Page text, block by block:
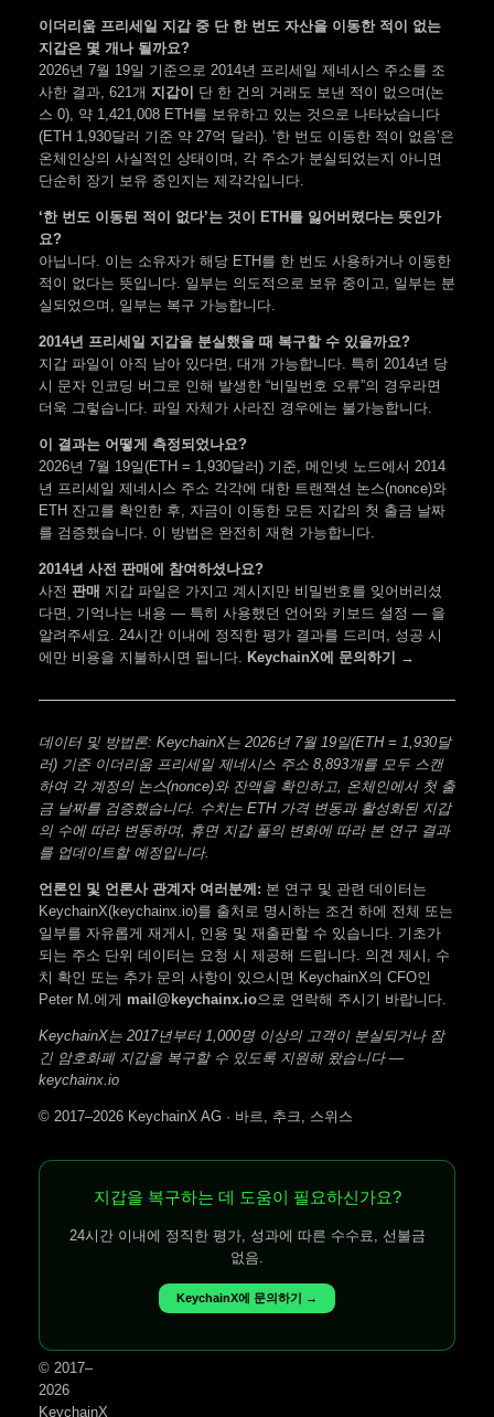
이더리움 프리세일 지갑 중 단 한 번도 자산을 이동한 적이 없는
지갑은 몇 개나 될까요?
2026년 7월 19일 기준으로 2014년 프리세일 제네시스 주소를 조
사한 결과, 621개 지갑이
단 한 건의 거래도 보낸 적이 없으며(논
스 0), 약 1,421,008 ETH를 보유하고 있는 것으로 나타났습니다
(ETH 1,930달러 기준 약 27억 달러). ‘한 번도 이동한 적이 없음’은
온체인상의 사실적인 상태이며, 각 주소가 분실되었는지 아니면
단순히 장기 보유 중인지는 제각각입니다.
‘한 번도 이동된 적이 없다’는 것이 ETH를 잃어버렸다는 뜻인가
요?
아닙니다. 이는 소유자가 해당 ETH를 한 번도 사용하거나 이동한
적이 없다는 뜻입니다. 일부는 의도적으로 보유 중이고, 일부는 분
실되었으며, 일부는 복구 가능합니다.
2014년 프리세일 지갑을 분실했을 때 복구할 수 있을까요?
지갑 파일이 아직 남아 있다면, 대개 가능합니다. 특히 2014년 당
시 문자 인코딩 버그로 인해 발생한 “비밀번호 오류”의 경우라면
더욱 그렇습니다. 파일 자체가 사라진 경우에는 불가능합니다.
이 결과는 어떻게 측정되었나요?
2026년 7월 19일(ETH = 1,930달러) 기준, 메인넷 노드에서 2014
년 프리세일 제네시스 주소 각각에 대한 트랜잭션 논스(nonce)와
ETH 잔고를 확인한 후, 자금이 이동한 모든 지갑의 첫 출금 날짜
를 검증했습니다. 이 방법은 완전히 재현 가능합니다.
2014년 사전 판매에 참여하셨나요?
사전 판매 지갑 파일은 가지고 계시지만 비밀번호를 잊어버리셨
다면, 기억나는 내용 — 특히 사용했던 언어와 키보드 설정 — 을
알려주세요. 24시간 이내에 정직한 평가 결과를 드리며, 성공 시
에만 비용을 지불하시면 됩니다. KeychainX에 문의하기 →
데이터 및 방법론: KeychainX는 2026년 7월 19일(ETH = 1,930달
러) 기준 이더리움 프리세일 제네시스 주소 8,893개를 모두 스캔
하여 각 계정의 논스(nonce)와 잔액을 확인하고, 온체인에서 첫 출
금 날짜를 검증했습니다. 수치는 ETH 가격 변동과 활성화된 지갑
의 수에 따라 변동하며, 휴면 지갑 풀의 변화에 따라 본 연구 결과
를 업데이트할 예정입니다.
언론인 및 언론사 관계자 여러분께: 본 연구 및 관련 데이터는
KeychainX(keychainx.io)를 출처로 명시하는 조건 하에 전체 또는
일부를 자유롭게 재게시, 인용 및 재출판할 수 있습니다. 기초가
되는 주소 단위 데이터는 요청 시 제공해 드립니다. 의견 제시, 수
치 확인 또는 추가 문의 사항이 있으시면 KeychainX의 CFO인
Peter M.에게 mail@keychainx.io으로 연락해 주시기 바랍니다.
KeychainX는 2017년부터 1,000명 이상의 고객이 분실되거나 잠
긴 암호화폐 지갑을 복구할 수 있도록 지원해 왔습니다 —
keychainx.io
© 2017–2026 KeychainX AG · 바르, 추크, 스위스
지갑을 복구하는 데 도움이 필요하신가요?
24시간 이내에 정직한 평가, 성과에 따른 수수료, 선불금
없음.
KeychainX에 문의하기 →
© 2017–
2026
KeychainX